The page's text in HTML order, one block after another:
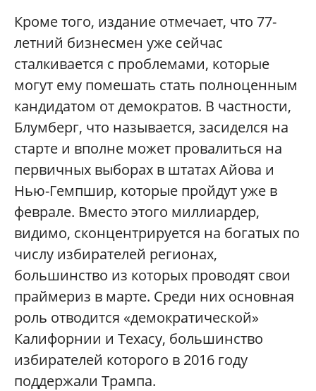
Кроме того, издание отмечает, что 77-
летний бизнесмен уже сейчас
сталкивается с проблемами, которые
могут ему помешать стать полноценным
кандидатом от демократов. В частности,
Блумберг, что называется, засиделся на
старте и вполне может провалиться на
первичных выборах в штатах Айова и
Нью-Гемпшир, которые пройдут уже в
феврале. Вместо этого миллиардер,
видимо, сконцентрируется на богатых по
числу избирателей регионах,
большинство из которых проводят свои
праймериз в марте. Среди них основная
роль отводится «демократической»
Калифорнии и Техасу, большинство
избирателей которого в 2016 году
поддержали Трампа.